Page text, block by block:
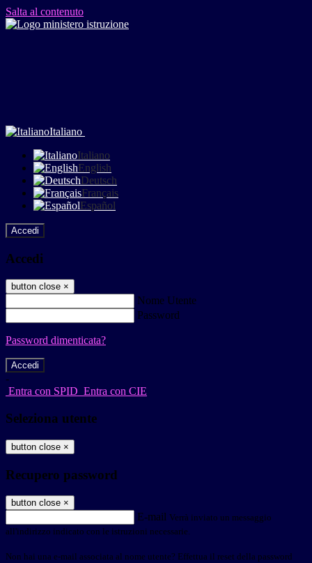
Salta al contenuto
Italiano
Italiano
English
Deutsch
Français
Español
Accedi
Accedi
button close ×
Nome Utente
Password
Password dimenticata?
-
Entra con SPID Entra con CIE
Seleziona utente
button close ×
Recupero password
button close ×
E-mail Verrà inviato un messaggio
all'indirizzo indicato con le istruzioni necessarie.
Non hai una e-mail associata al nome utente? Effettua il reset della password